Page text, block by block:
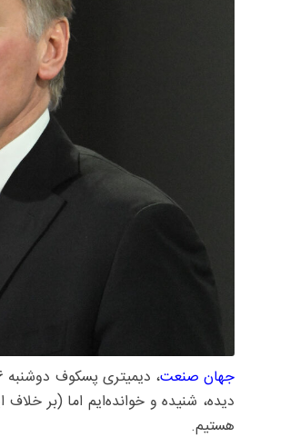
جهان صنعت
دیده، شنیده و خوانده‌ایم اما (بر
هستیم.